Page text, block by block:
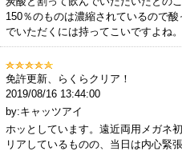
150％のものは濃縮されているので
でいただくには持ってこいですよね。
免許更新、らくらクリア！
2019/08/16 13:44:00
by:キャッツアイ
ホッとしています。遠近両用メガネ
リアしているものの、当日は内心緊